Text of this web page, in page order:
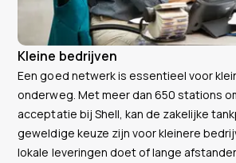
Kleine bedrijven
Een goed netwerk is essentieel voor
onderweg. Met meer dan 650 stations
acceptatie bij Shell, kan de zakelijke
geweldige keuze zijn voor kleinere
lokale leveringen doet of lange